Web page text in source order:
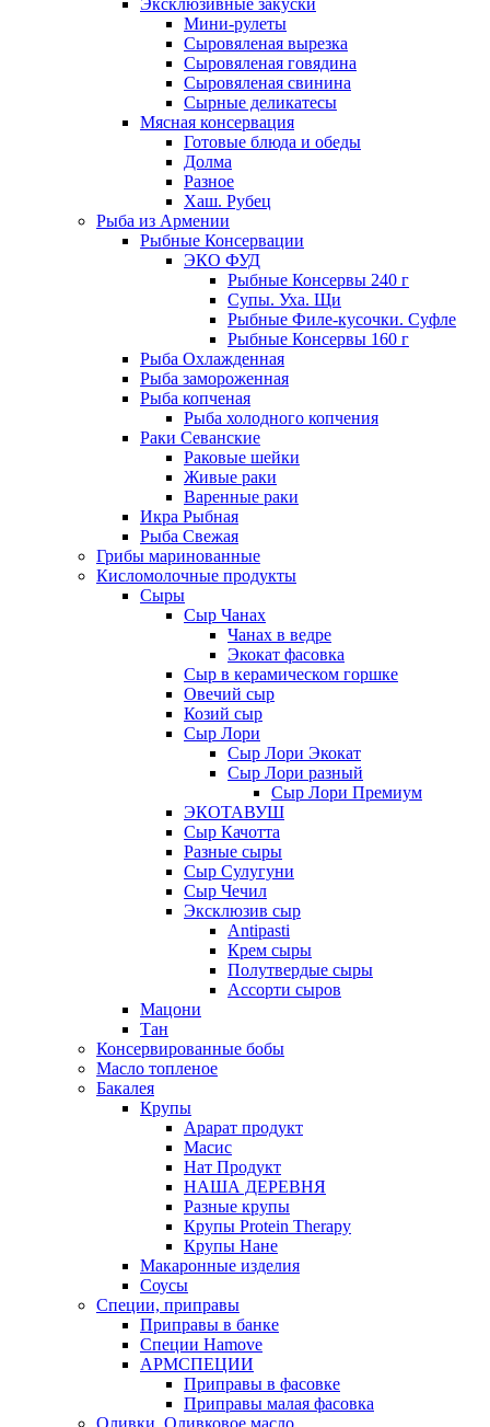
Эксклюзивные закуски
Мини-рулеты
Сыровяленая вырезка
Сыровяленая говядина
Сыровяленая свинина
Сырные деликатесы
Мясная консервация
Готовые блюда и обеды
Долма
Разное
Хаш. Рубец
Рыба из Армении
Рыбные Консервации
ЭКО ФУД
Рыбные Консервы 240 г
Супы. Уха. Щи
Рыбные Филе-кусочки. Суфле
Рыбные Консервы 160 г
Рыба Охлажденная
Рыба замороженная
Рыба копченая
Рыба холодного копчения
Раки Севанские
Раковые шейки
Живые раки
Варенные раки
Икра Рыбная
Рыба Свежая
Грибы маринованные
Кисломолочные продукты
Сыры
Сыр Чанах
Чанах в ведре
Экокат фасовка
Сыр в керамическом горшке
Овечий сыр
Козий сыр
Сыр Лори
Сыр Лори Экокат
Сыр Лори разный
Сыр Лори Премиум
ЭКОТАВУШ
Сыр Качотта
Разные сыры
Сыр Сулугуни
Сыр Чечил
Эксклюзив сыр
Antipasti
Крем сыры
Полутвердые сыры
Ассорти сыров
Мацони
Тан
Консервированные бобы
Масло топленое
Бакалея
Крупы
Арарат продукт
Масис
Нат Продукт
НАША ДЕРЕВНЯ
Разные крупы
Крупы Protein Therapy
Крупы Нане
Макаронные изделия
Соусы
Специи, приправы
Приправы в банке
Специи Hamove
АРМСПЕЦИИ
Приправы в фасовке
Приправы малая фасовка
Оливки, Оливковое масло